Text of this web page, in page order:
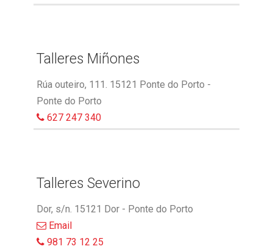
Talleres Miñones
Rúa outeiro, 111. 15121 Ponte do Porto -
Ponte do Porto
627 247 340
Talleres Severino
Dor, s/n. 15121 Dor - Ponte do Porto
Email
981 73 12 25